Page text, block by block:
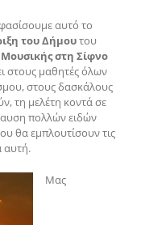
αυτό το
του Δήμουτου
στη Σίφνο
στους μαθητές όλων
στους δασκάλους
τη μελέτη κοντά σε
πολλών ειδών
θα εμπλουτίσουν τις
αυτή.
Μας